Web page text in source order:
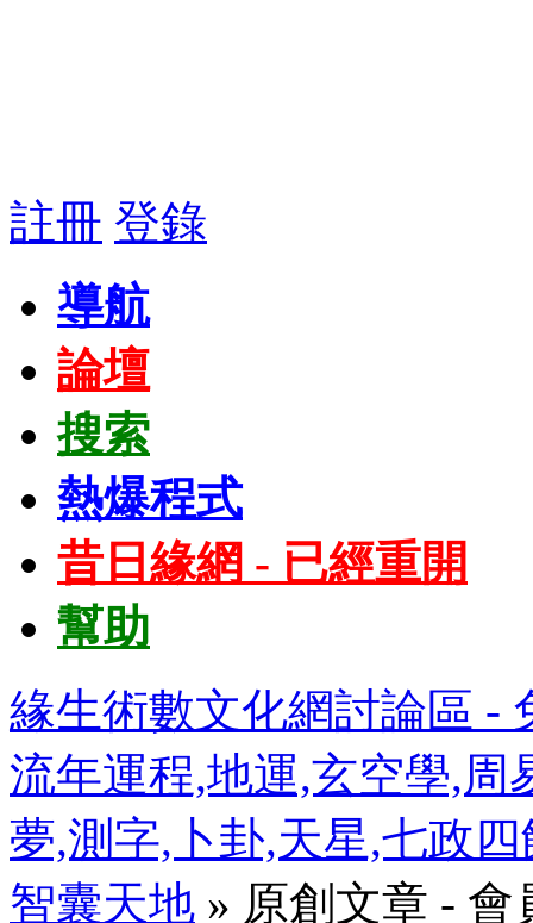
註冊 登錄
導航
論壇
搜索
熱爆程式
昔日緣網 - 已經重開
幫助
緣生術數文化網討論區 -
流年運程,地運,玄空學,周
夢,測字,卜卦,天星,七政
智囊天地 » 原創文章 - 會